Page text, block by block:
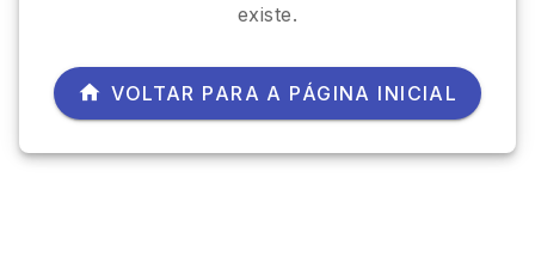
existe.
VOLTAR PARA A PÁGINA INICIAL